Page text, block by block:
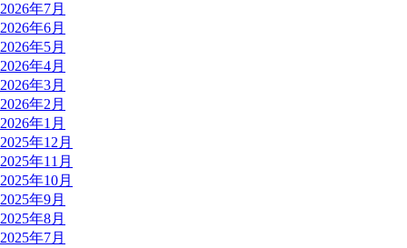
2026年7月
2026年6月
2026年5月
2026年4月
2026年3月
2026年2月
2026年1月
2025年12月
2025年11月
2025年10月
2025年9月
2025年8月
2025年7月